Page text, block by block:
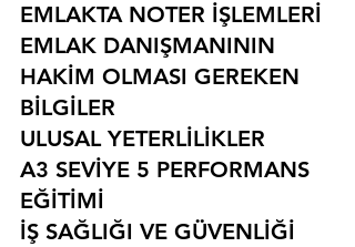
EMLAKTA NOTER İŞLEMLERİ
EMLAK DANIŞMANININ
HAKİM OLMASI GEREKEN
BİLGİLER
ULUSAL YETERLİLİKLER
A3 SEVİYE 5 PERFORMANS
EĞİTİMİ
İŞ SAĞLIĞI VE GÜVENLİĞİ